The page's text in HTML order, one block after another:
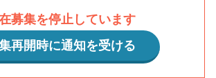
募集を停止しています
再開時に通知を受ける